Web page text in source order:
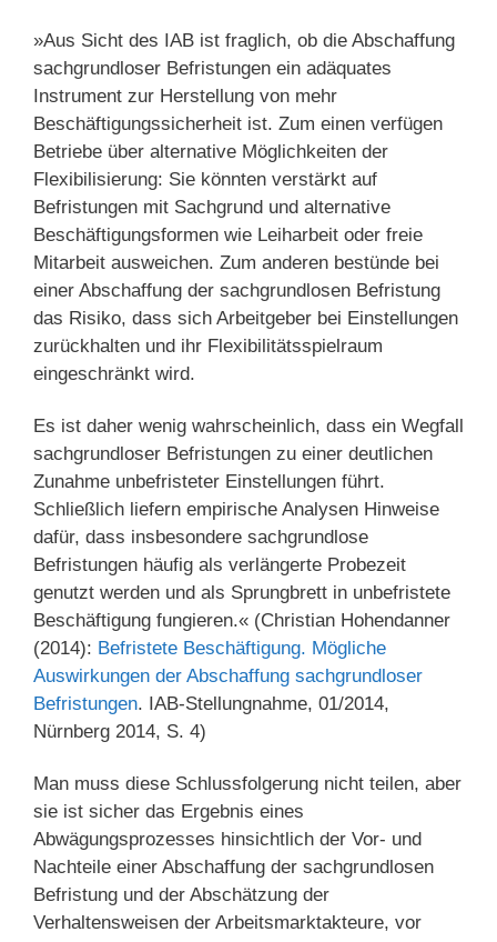
»Aus Sicht des IAB ist fraglich, ob die Abschaffung
sachgrundloser Befristungen ein adäquates
Instrument zur Herstellung von mehr
Beschäftigungssicherheit ist. Zum einen verfügen
Betriebe über alternative Möglichkeiten der
Flexibilisierung: Sie könnten verstärkt auf
Befristungen mit Sachgrund und alternative
Beschäftigungsformen wie Leiharbeit oder freie
Mitarbeit ausweichen. Zum anderen bestünde bei
einer Abschaffung der sachgrundlosen Befristung
das Risiko, dass sich Arbeitgeber bei Einstellungen
zurückhalten und ihr Flexibilitätsspielraum
eingeschränkt wird.
Es ist daher wenig wahrscheinlich, dass ein Wegfall
sachgrundloser Befristungen zu einer deutlichen
Zunahme unbefristeter Einstellungen führt.
Schließlich liefern empirische Analysen Hinweise
dafür, dass insbesondere sachgrundlose
Befristungen häufig als verlängerte Probezeit
genutzt werden und als Sprungbrett in unbefristete
Beschäftigung fungieren.« (Christian Hohendanner
(2014): Befristete Beschäftigung. Mögliche
Auswirkungen der Abschaffung sachgrundloser
Befristungen. IAB-Stellungnahme, 01/2014,
Nürnberg 2014, S. 4)
Man muss diese Schlussfolgerung nicht teilen, aber
sie ist sicher das Ergebnis eines
Abwägungsprozesses hinsichtlich der Vor- und
Nachteile einer Abschaffung der sachgrundlosen
Befristung und der Abschätzung der
Verhaltensweisen der Arbeitsmarktakteure, vor